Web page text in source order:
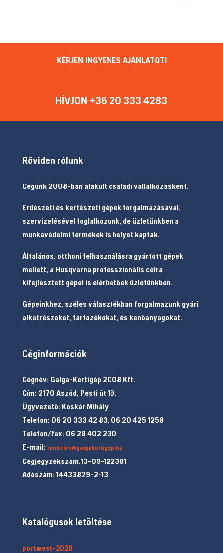
KÉRJEN INGYENES AJÁNLATOT!
HÍVJON +36 20 333 4283
Röviden rólunk
Cégünk 2008-ban alakult családi vállalkozásként.
Erdészeti és kertészeti gépek forgalmazásával,
szervizelésével foglalkozunk, de üzletünkben a
munkavédelmi termékek is helyet kaptak.
Általános, otthoni felhasználásra gyártott gépek
mellett, a Husqvarna professzionális célra
kifejlesztett gépei is elérhetőek üzletünkben.
Gépeinkhez, széles választékban forgalmazunk gyári
alkatrészeket, tartozékokat, és kenőanyagokat.
Céginformációk
Cégnév: Galga-Kertigép 2008 Kft.
Cím: 2170 Aszód, Pesti út 19.
Ügyvezető: Koskár Mihály
Telefon: 06 20 333 42 83, 06 20 425 1258
Telefon/fax: 06 28 402 230
E-mail: rendeles@galgakertigep.hu
Cégjegyzékszám:13-09-122381
Adószám: 14433829-2-13
Katalógusok letöltése
portwest-2020